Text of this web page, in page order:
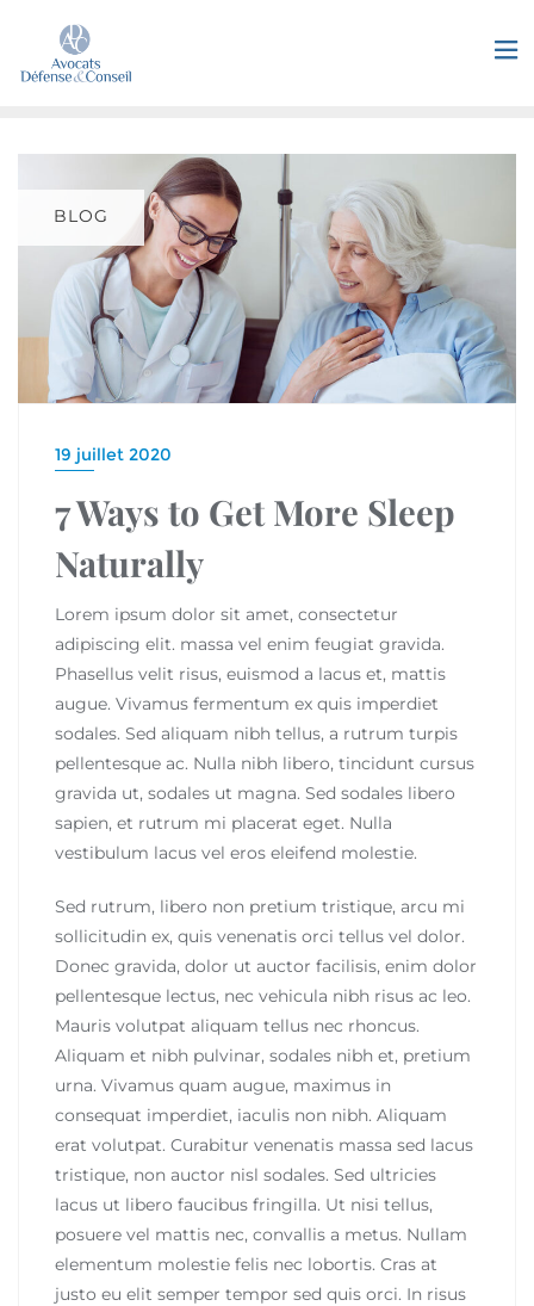
BLOG
19 juillet 2020
7 Ways to Get More Sleep
Naturally
Lorem ipsum dolor sit amet, consectetur
adipiscing elit. massa vel enim feugiat gravida.
Phasellus velit risus, euismod a lacus et, mattis
augue. Vivamus fermentum ex quis imperdiet
sodales. Sed aliquam nibh tellus, a rutrum turpis
pellentesque ac. Nulla nibh libero, tincidunt cursus
gravida ut, sodales ut magna. Sed sodales libero
sapien, et rutrum mi placerat eget. Nulla
vestibulum lacus vel eros eleifend molestie.
Sed rutrum, libero non pretium tristique, arcu mi
sollicitudin ex, quis venenatis orci tellus vel dolor.
Donec gravida, dolor ut auctor facilisis, enim dolor
pellentesque lectus, nec vehicula nibh risus ac leo.
Mauris volutpat aliquam tellus nec rhoncus.
Aliquam et nibh pulvinar, sodales nibh et, pretium
urna. Vivamus quam augue, maximus in
consequat imperdiet, iaculis non nibh. Aliquam
erat volutpat. Curabitur venenatis massa sed lacus
tristique, non auctor nisl sodales. Sed ultricies
lacus ut libero faucibus fringilla. Ut nisi tellus,
posuere vel mattis nec, convallis a metus. Nullam
elementum molestie felis nec lobortis. Cras at
justo eu elit semper tempor sed quis orci. In risus